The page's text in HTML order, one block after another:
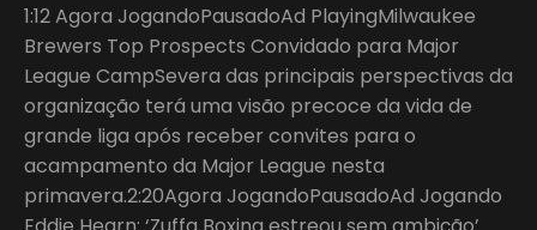
1:12 Agora JogandoPausadoAd PlayingMilwaukee
Brewers Top Prospects Convidado para Major
League CampSevera das principais perspectivas da
organização terá uma visão precoce da vida de
grande liga após receber convites para o
acampamento da Major League nesta
primavera.2:20Agora JogandoPausadoAd Jogando